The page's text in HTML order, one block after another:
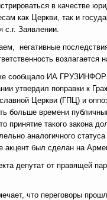
в качестве
как Церкви, так и
с.г. Заявлении.
негативные
возлагается
сообщало ИА
утвердил поправки к
Церкви (ГПЦ) и
больше времени
принятие такого закона
аналогичного
акцент был сделан на
депутат от правящей
что переговоры